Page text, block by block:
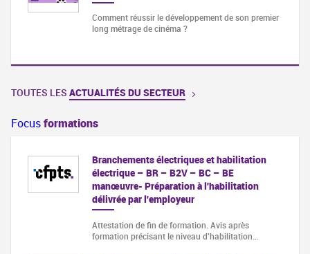
Comment réussir le développement de son premier
long métrage de cinéma ?
TOUTES LES ACTUALITÉS DU SECTEUR
Focusformations
Branchements électriques et habilitation
électrique – BR – B2V – BC – BE
manœuvre- Préparation à l'habilitation
délivrée par l'employeur
Attestation de fin de formation. Avis après
formation précisant le niveau d'habilitation…